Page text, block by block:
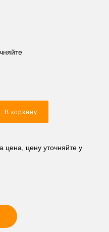
В корзину
цена, цену уточняйте у